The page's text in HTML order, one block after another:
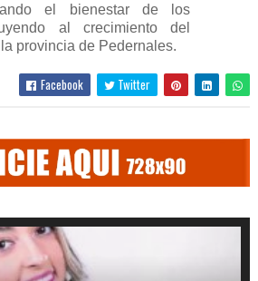
el bienestar de los
al crecimiento del
provincia de Pedernales.
Facebook Twitter